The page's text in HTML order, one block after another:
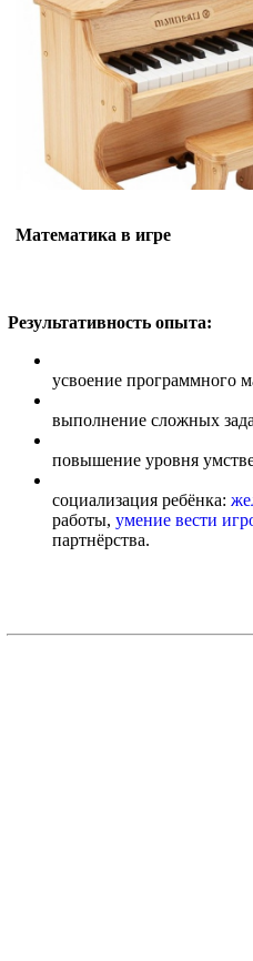
Математика в игре
Результативность опыта:
усвоение программного
выполнение сложных
повышение уровня
социализация ребёнка:
работы, умение вести
партнёрства.